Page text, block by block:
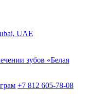
UAE
зубов «Белая
+7 812 605-78-08